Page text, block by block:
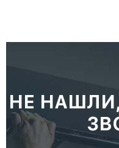
НЕ